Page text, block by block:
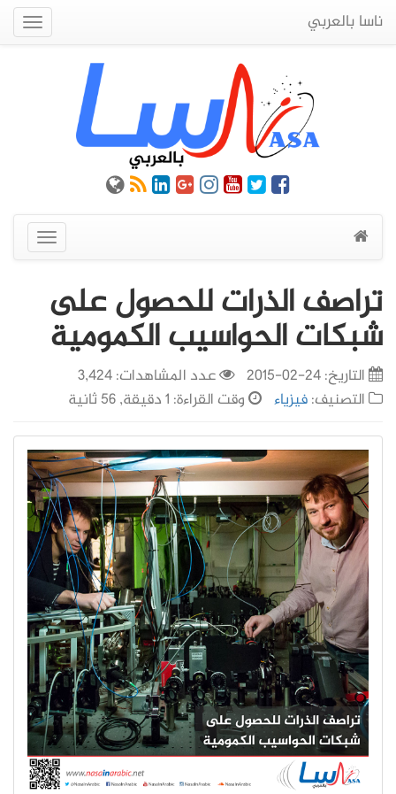
ناسا بالعربي
عرض
القائمة
تراصف الذرات للحصول على
شبكات الحواسيب الكمومية
التاريخ:24-02-2015
عدد المشاهدات: 3,424
التصنيف:فيزياء وقت القراءة: 1 دقيقة, 56 ثانية